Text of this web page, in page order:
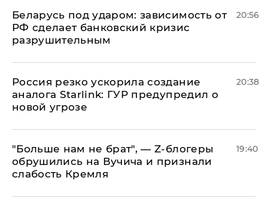
Беларусь под ударом: зависимость от
РФ сделает банковский кризис
разрушительным
20:56
​Россия резко ускорила создание
аналога Starlink: ГУР предупредил о
новой угрозе
20:38
​"Больше нам не брат", — Z-блогеры
обрушились на Вучича и признали
слабость Кремля
19:40